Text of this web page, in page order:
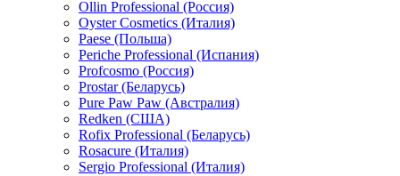
Ollin Professional (Россия)
Oyster Cosmetics (Италия)
Paese (Польша)
Periche Professional (Испания)
Profcosmo (Россия)
Prostar (Беларусь)
Pure Paw Paw (Австралия)
Redken (США)
Rofix Professional (Беларусь)
Rosacure (Италия)
Sergio Professional (Италия)